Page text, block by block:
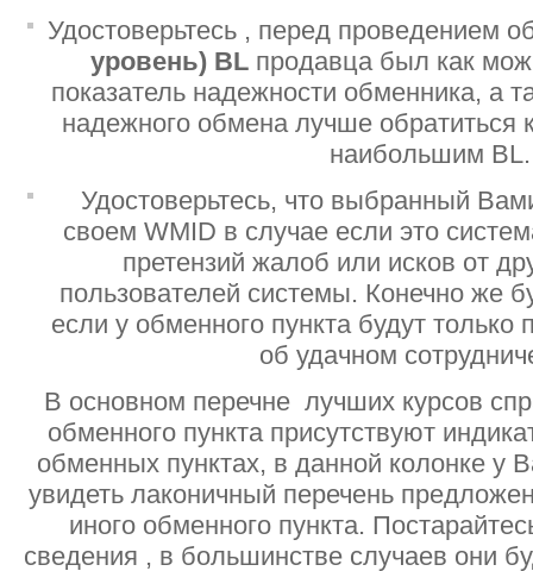
Удостоверьтесь , перед проведением
уровень) BL продавца был как
показатель надежности обменника, а
надежного обмена лучше
наибольшим BL.
Удостоверьтесь, что выбранный
своем WMID в случае если это
претензий жалоб или исков от
пользователей системы. Конечно же
если у обменного пункта будут
об удачном
В основном перечне лучших курсов
обменного пункта присутствуют
обменных пунктах, в данной колонке у
увидеть лаконичный перечень
иного обменного пункта.
сведения , в большинстве случаев они